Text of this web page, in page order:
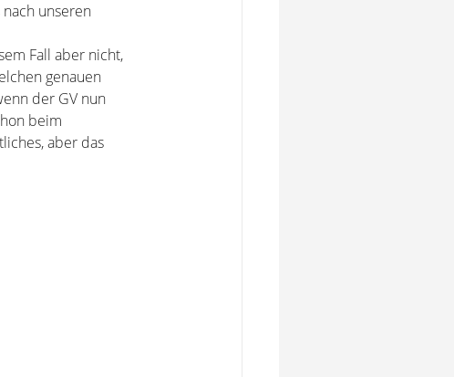
unseren
Fall aber nicht,
genauen
der GV nun
beim
aber das